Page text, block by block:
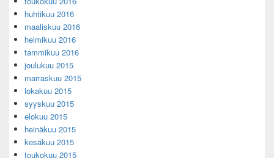
huhtikuu 2016
maaliskuu 2016
helmikuu 2016
tammikuu 2016
joulukuu 2015
marraskuu 2015
lokakuu 2015
syyskuu 2015
elokuu 2015
heinäkuu 2015
kesäkuu 2015
toukokuu 2015